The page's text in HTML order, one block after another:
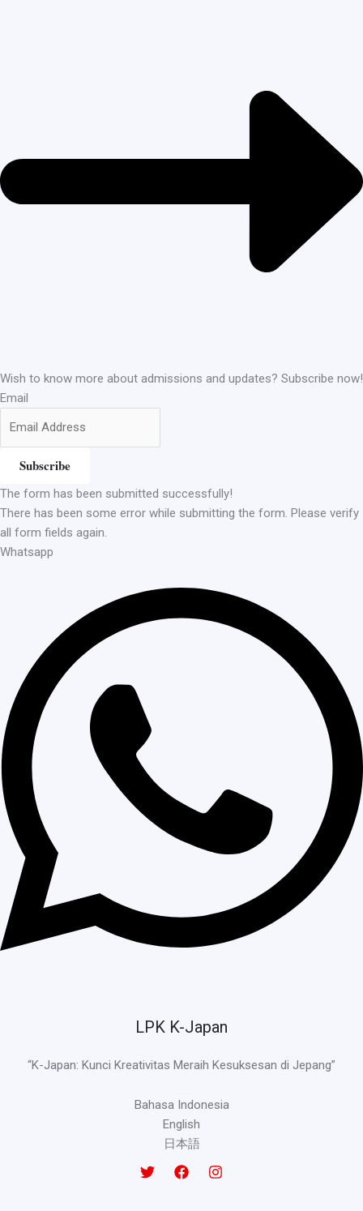
Wish to know more about admissions and updates? Subscribe now!
Email
Subscribe
The form has been submitted successfully!
There has been some error while submitting the form. Please verify
all form fields again.
Whatsapp
LPK K-Japan
“K-Japan: Kunci Kreativitas Meraih Kesuksesan di Jepang”
Bahasa Indonesia
English
日本語